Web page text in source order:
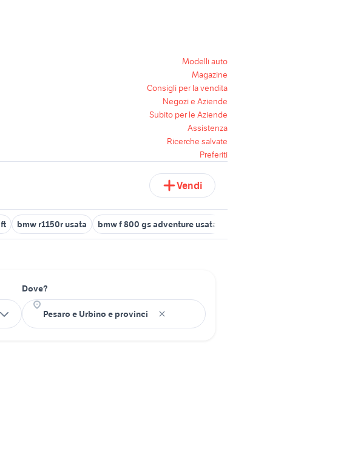
Modelli auto
Magazine
Consigli per la vendita
Negozi e Aziende
Subito per le Aziende
Assistenza
Ricerche salvate
Preferiti
Vendi
bmw r1150r usata bmw f 800 gs adventure usata
Dove?